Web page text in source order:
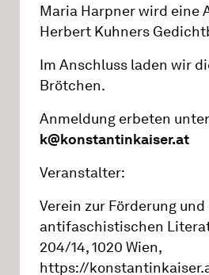
Maria Harpner wird eine
Herbert Kuhners
Im Anschluss laden wir
Brötchen.
Anmeldung erbeten
k@konstantinkaiser.at
Veranstalter:
Verein zur Förderung
antifaschistischen
204/14, 1020 Wien,
https://